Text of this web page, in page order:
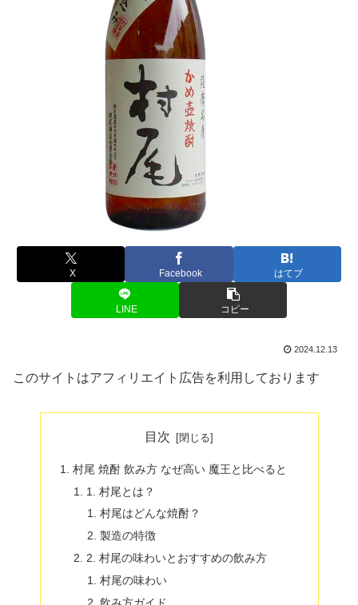
X Facebook はてブ
LINE コピー
2024.12.13
このサイトはアフィリエイト広告を利用しております
目次
村尾 焼酎 飲み方 なぜ高い 魔王と比べると
1. 村尾とは？
村尾はどんな焼酎？
製造の特徴
2. 村尾の味わいとおすすめの飲み方
村尾の味わい